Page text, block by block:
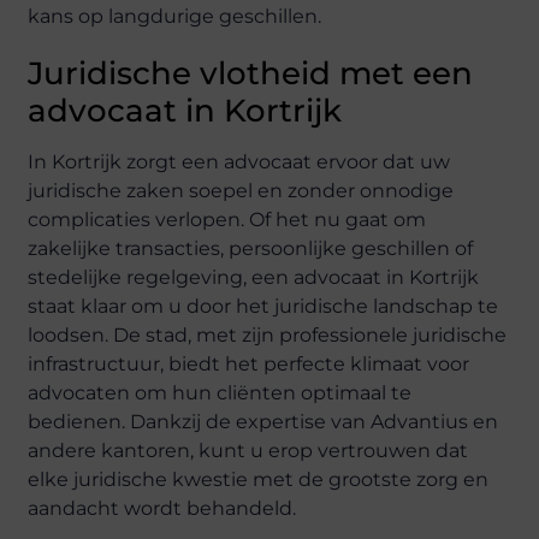
kans op langdurige geschillen.
Juridische vlotheid met een
advocaat in Kortrijk
In Kortrijk zorgt een advocaat ervoor dat uw
juridische zaken soepel en zonder onnodige
complicaties verlopen. Of het nu gaat om
zakelijke transacties, persoonlijke geschillen of
stedelijke regelgeving, een advocaat in Kortrijk
staat klaar om u door het juridische landschap te
loodsen. De stad, met zijn professionele juridische
infrastructuur, biedt het perfecte klimaat voor
advocaten om hun cliënten optimaal te
bedienen. Dankzij de expertise van Advantius en
andere kantoren, kunt u erop vertrouwen dat
elke juridische kwestie met de grootste zorg en
aandacht wordt behandeld.